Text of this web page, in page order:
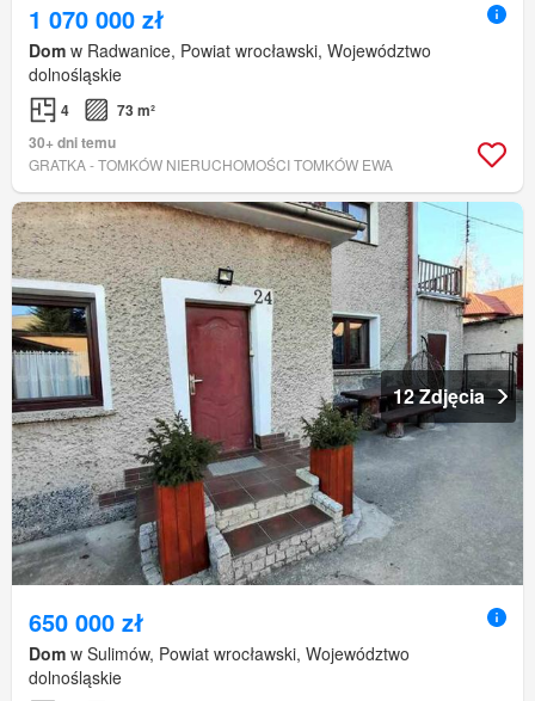
1 070 000 zł
Dom w Radwanice, Powiat wrocławski, Województwo
dolnośląskie
4
73 m²
30+ dni temu
GRATKA - TOMKÓW NIERUCHOMOŚCI TOMKÓW EWA
12 Zdjęcia
650 000 zł
Dom w Sulimów, Powiat wrocławski, Województwo
dolnośląskie